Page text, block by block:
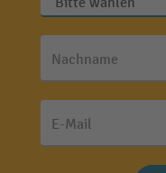
Nachname
E-Mail